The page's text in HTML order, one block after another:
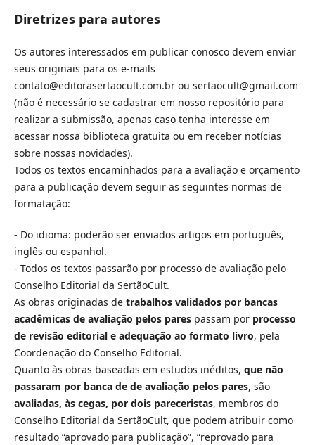
Diretrizes para autores
Os autores interessados em publicar conosco devem enviar
seus originais para os e-mails
contato@editorasertaocult.com.br ou sertaocult@gmail.com
(não é necessário se cadastrar em nosso repositório para
realizar a submissão, apenas caso tenha interesse em
acessar nossa biblioteca gratuita ou em receber notícias
sobre nossas novidades).
Todos os textos encaminhados para a avaliação e orçamento
para a publicação devem seguir as seguintes normas de
formatação:
- Do idioma: poderão ser enviados artigos em português,
inglês ou espanhol.
- Todos os textos passarão por processo de avaliação pelo
Conselho Editorial da SertãoCult.
As obras originadas de trabalhos validados por bancas
acadêmicas de avaliação pelos parespassam por processo
de revisão editorial e adequação ao formato livro, pela
Coordenação do Conselho Editorial.
Quanto às obras baseadas em estudos inéditos, que não
passaram por banca de de avaliação pelos pares, são
avaliadas, às cegas, por dois pareceristas, membros do
Conselho Editorial da SertãoCult, que podem atribuir como
resultado “aprovado para publicação”, “reprovado para